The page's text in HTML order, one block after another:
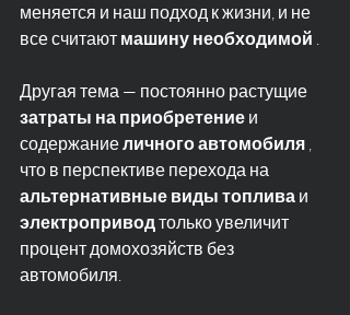
меняется и наш подход к жизни, и не
все считают машину необходимой .
Другая тема — постоянно растущие
затраты на приобретение и
содержание личного автомобиля ,
что в перспективе перехода на
альтернативные виды топлива и
электропривод только увеличит
процент домохозяйств без
автомобиля.